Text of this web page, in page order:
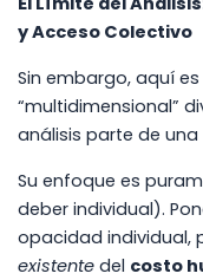
y Acceso Colectivo
Sin embargo, aquí
“multidimensional”
análisis parte de una
Su enfoque es
deber individual).
opacidad individual,
existentedel costo